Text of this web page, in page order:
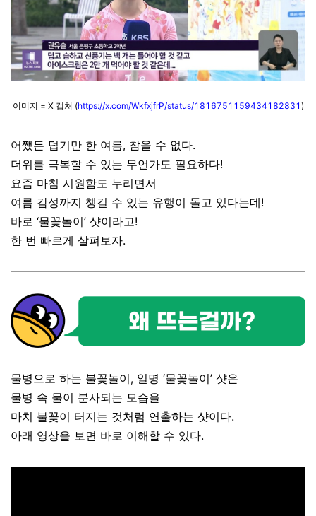
이미지 = X 캡처 (https://x.com/WkfxjfrP/status/1816751159434182831 )
어쨌든 덥기만 한 여름, 참을 수 없다.
더위를 극복할 수 있는 무언가도 필요하다!
요즘 마침 시원함도 누리면서
여름 감성까지 챙길 수 있는 유행이 돌고 있다는데!
바로 ‘물꽃놀이’ 샷이라고!
한 번 빠르게 살펴보자.
물병으로 하는 불꽃놀이, 일명 ‘물꽃놀이’ 샷은
물병 속 물이 분사되는 모습을
마치 불꽃이 터지는 것처럼 연출하는 샷이다.
아래 영상을 보면 바로 이해할 수 있다.